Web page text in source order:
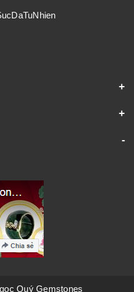
Quý Gemstones